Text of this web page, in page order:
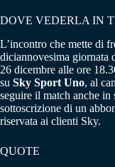
DOVE VEDERLA IN
L’incontro che mette di
diciannovesima giornata
26 dicembre alle ore
su Sky Sport Uno, al
seguire il match anche in
sottoscrizione di un
riservata ai clienti Sky.
QUOTE